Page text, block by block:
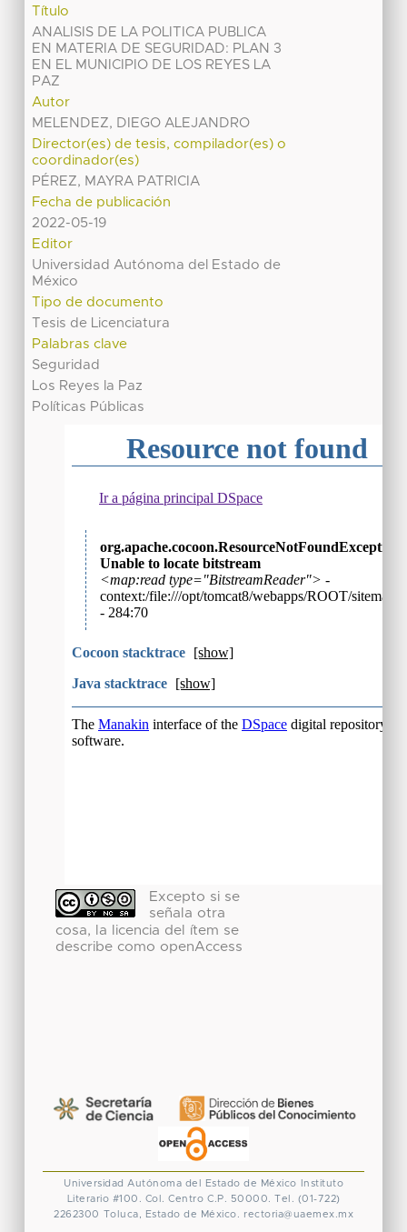
Título
ANALISIS DE LA POLITICA PUBLICA
EN MATERIA DE SEGURIDAD: PLAN 3
EN EL MUNICIPIO DE LOS REYES LA
PAZ
Autor
MELENDEZ, DIEGO ALEJANDRO
Director(es) de tesis, compilador(es) o
coordinador(es)
PÉREZ, MAYRA PATRICIA
Fecha de publicación
2022-05-19
Editor
Universidad Autónoma del Estado de
México
Tipo de documento
Tesis de Licenciatura
Palabras clave
Seguridad
Los Reyes la Paz
Políticas Públicas
Excepto si se
señala otra
cosa, la licencia del ítem se
describe como openAccess
Universidad Autónoma del Estado de México
Instituto
Literario #100. Col. Centro C.P. 50000. Tel. (01-722)
2262300 Toluca, Estado de México. rectoria@uaemex.mx